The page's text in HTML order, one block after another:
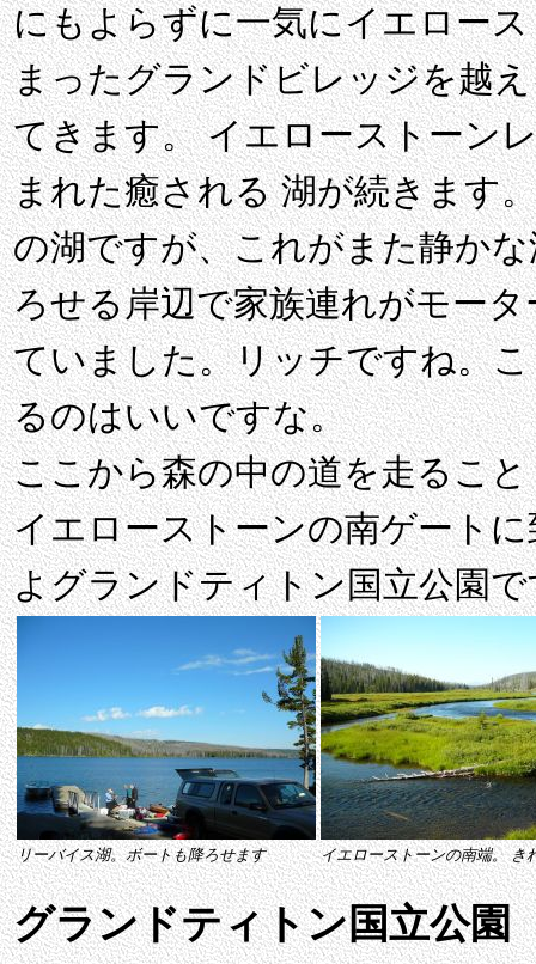
にもよらずに一気にイエロー
まったグランドビレッジを越
てきます。 イエローストーン
まれた癒される 湖が続きます
の湖ですが、これがまた静か
ろせる岸辺で家族連れがモー
ていました。リッチですね。
るのはいいですな。
ここから森の中の道を走るこ
イエローストーンの南ゲート
よグランドティトン国立公園で
リーバイス湖。ボートも降ろせます イエローストーンの南端。 き
グランドティトン国立公園